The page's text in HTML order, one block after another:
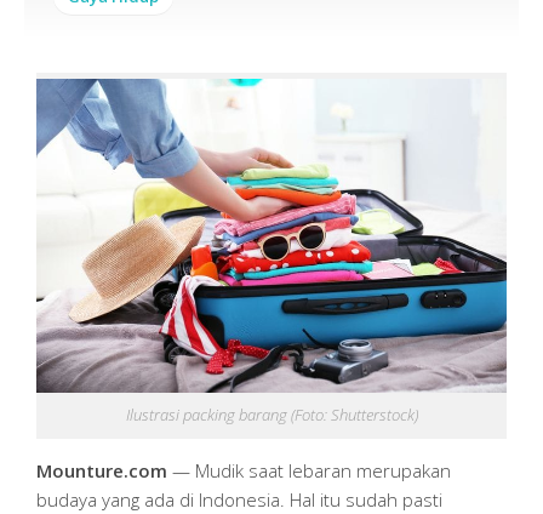
Ilustrasi packing barang (Foto: Shutterstock)
Mounture.com — Mudik saat lebaran merupakan
budaya yang ada di Indonesia. Hal itu sudah pasti